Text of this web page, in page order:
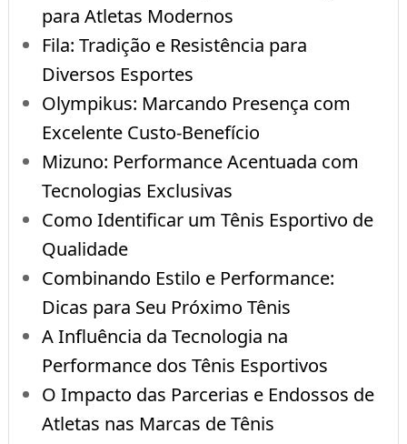
para Atletas Modernos
Fila: Tradição e Resistência para
Diversos Esportes
Olympikus: Marcando Presença com
Excelente Custo-Benefício
Mizuno: Performance Acentuada com
Tecnologias Exclusivas
Como Identificar um Tênis Esportivo de
Qualidade
Combinando Estilo e Performance:
Dicas para Seu Próximo Tênis
A Influência da Tecnologia na
Performance dos Tênis Esportivos
O Impacto das Parcerias e Endossos de
Atletas nas Marcas de Tênis